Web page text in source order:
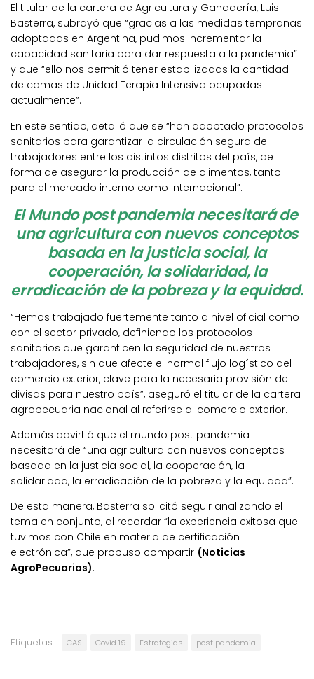
El titular de la cartera de Agricultura y Ganadería, Luis
Basterra, subrayó que “gracias a las medidas tempranas
adoptadas en Argentina, pudimos incrementar la
capacidad sanitaria para dar respuesta a la pandemia”
y que “ello nos permitió tener estabilizadas la cantidad
de camas de Unidad Terapia Intensiva ocupadas
actualmente”.
En este sentido, detalló que se “han adoptado protocolos
sanitarios para garantizar la circulación segura de
trabajadores entre los distintos distritos del país, de
forma de asegurar la producción de alimentos, tanto
para el mercado interno como internacional”.
El Mundo post pandemia necesitará de
una agricultura con nuevos conceptos
basada en la justicia social, la
cooperación, la solidaridad, la
erradicación de la pobreza y la equidad.
“Hemos trabajado fuertemente tanto a nivel oficial como
con el sector privado, definiendo los protocolos
sanitarios que garanticen la seguridad de nuestros
trabajadores, sin que afecte el normal flujo logístico del
comercio exterior, clave para la necesaria provisión de
divisas para nuestro país”, aseguró el titular de la cartera
agropecuaria nacional al referirse al comercio exterior.
Además advirtió que el mundo post pandemia
necesitará de “una agricultura con nuevos conceptos
basada en la justicia social, la cooperación, la
solidaridad, la erradicación de la pobreza y la equidad”.
De esta manera, Basterra solicitó seguir analizando el
tema en conjunto, al recordar “la experiencia exitosa que
tuvimos con Chile en materia de certificación
electrónica”, que propuso compartir (Noticias
AgroPecuarias).
Etiquetas: CAS Covid 19 Estrategias post pandemia